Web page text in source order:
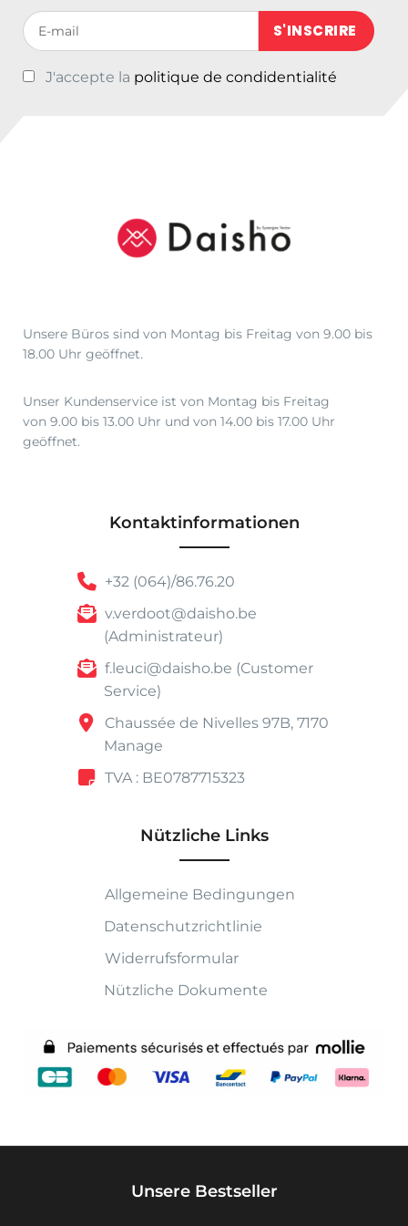
€
1
9
,
0
Votre adresse de messagerie (obligatoire)
J'accepte la politique de condidentialité
Unsere Büros sind von Montag bis Freitag von 9.00 bis
18.00 Uhr geöffnet.
Unser Kundenservice ist von Montag bis Freitag
von 9.00 bis 13.00 Uhr und von 14.00 bis 17.00 Uhr
geöffnet.
Kontaktinformationen
+32 (064)/86.76.20
v.verdoot@daisho.be
(Administrateur)
f.leuci@daisho.be (Customer
Service)
Chaussée de Nivelles 97B, 7170
Manage
TVA : BE0787715323
Nützliche Links
Allgemeine Bedingungen
Datenschutzrichtlinie
Widerrufsformular
Nützliche Dokumente
Unsere Bestseller